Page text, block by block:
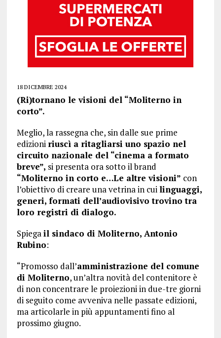
18 DICEMBRE 2024
(Ri)tornano le visioni del “Moliterno in
corto”.
Meglio, la rassegna che, sin dalle sue prime
edizioni riuscì a ritagliarsi uno spazio nel
circuito nazionale del “cinema a formato
breve”, si presenta ora sotto il brand
“Moliterno in corto e…Le altre visioni” con
l’obiettivo di creare una vetrina in cuilinguaggi,
generi, formati dell’audiovisivo trovino tra
loro registri di dialogo.
Spiegail sindaco di Moliterno, Antonio
Rubino:
“Promosso dall’amministrazione del comune
di Moliterno, un’altra novità del contenitore è
di non concentrare le proiezioni in due-tre giorni
di seguito come avveniva nelle passate edizioni,
ma articolarle in più appuntamenti fino al
prossimo giugno.